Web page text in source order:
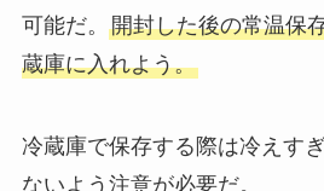
可能だ。 開封した後の常温保
蔵庫に入れよう。
冷蔵庫で保存する際は冷えす
ないよう注意が必要だ。